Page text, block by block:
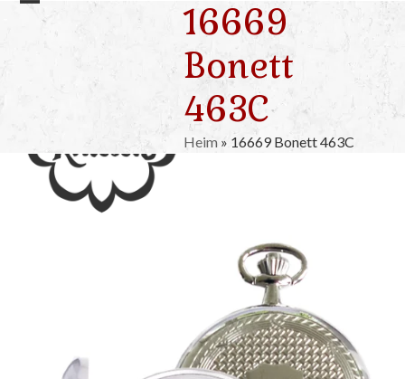
Skip
Open
menu
Close
menu
16669
Bonett
463C
Heim» 16669 Bonett 463C